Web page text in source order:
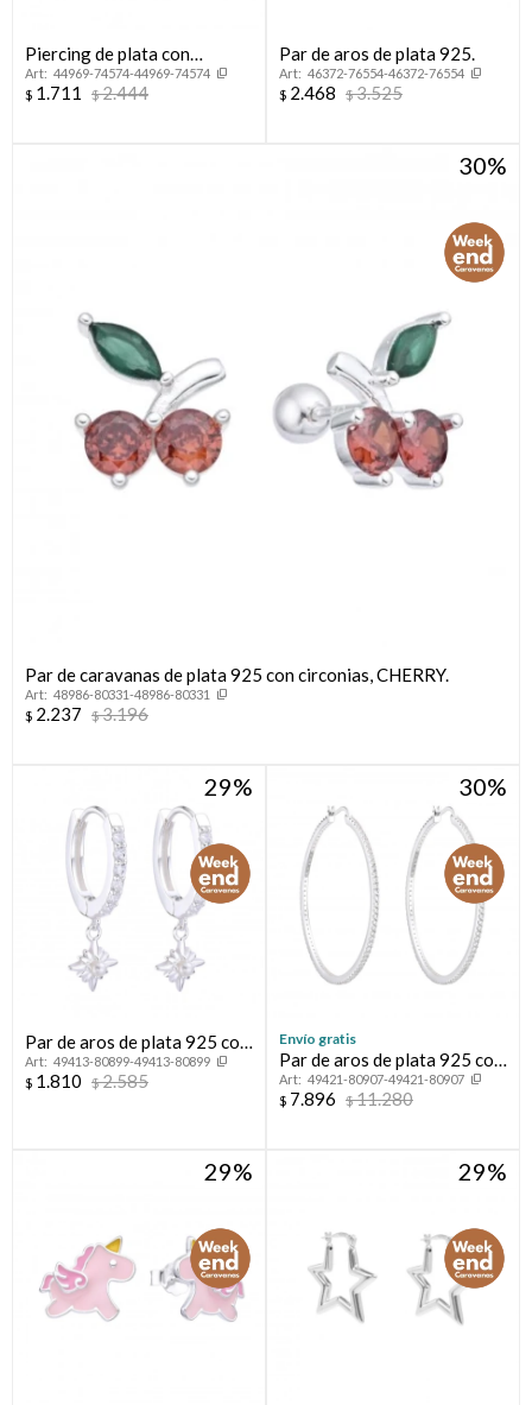
Piercing de plata con
circonia.
44969-74574-44969-74574
$ 1.711 $2.444
Par de aros de plata 925.
46372-76554-46372-76554
$ 2.468 $3.525
30
Par de caravanas de plata 925 con circonias, CHERRY.
48986-80331-48986-80331
$ 2.237 $3.196
29
Par de aros de plata 925 con
circonias.
49413-80899-49413-80899
$ 1.810 $2.585
30
Envío gratis
Par de aros de plata 925 con
circonias.
49421-80907-49421-80907
$ 7.896 $11.280
29 29